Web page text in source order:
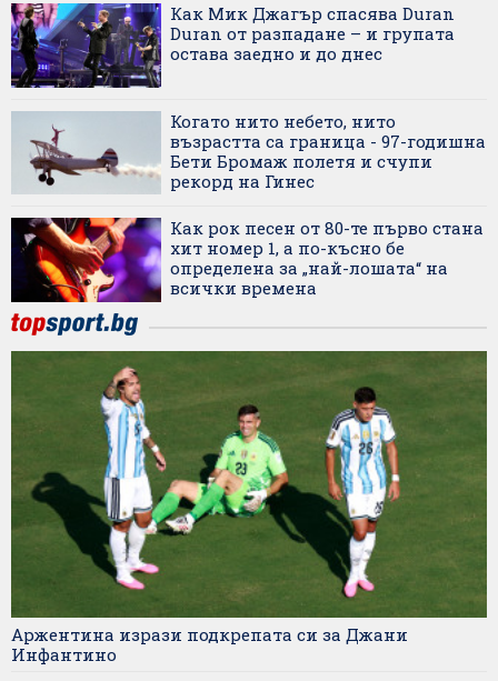
Как Мик Джагър спасява Duran
Duran от разпадане – и групата
остава заедно и до днес
Когато нито небето, нито
възрастта са граница - 97-годишна
Бети Бромаж полетя и счупи
рекорд на Гинес
Как рок песен от 80-те първо стана
хит номер 1, а по-късно бе
определена за „най-лошата“ на
всички времена
Аржентина изрази подкрепата си за Джани
Инфантино